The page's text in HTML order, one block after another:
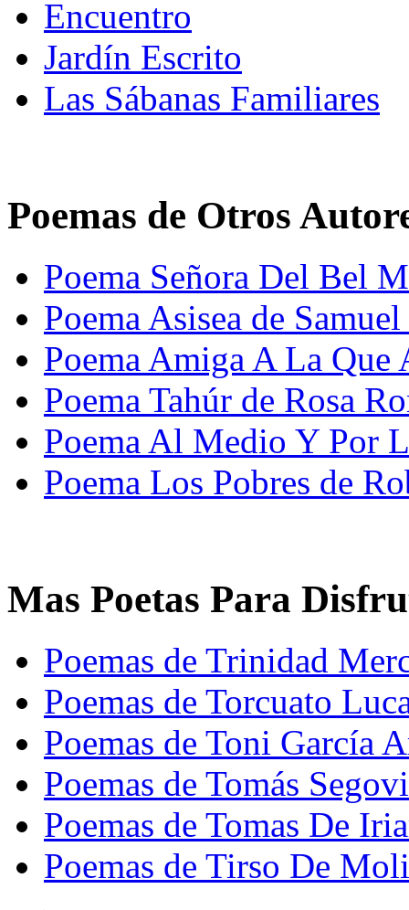
Encuentro
Jardín Escrito
Las Sábanas Familiares
Poemas de Otros
Poema Señora Del Bel
Poema Asisea de
Poema Amiga A La
Poema Tahúr de Rosa
Poema Al Medio Y Por
Poema Los Pobres de
Mas Poetas Para
Poemas de Trinidad
Poemas de Torcuato
Poemas de Toni García
Poemas de Tomás
Poemas de Tomas De
Poemas de Tirso De